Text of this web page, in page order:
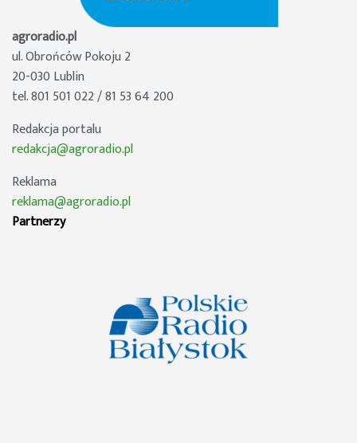
agroradio.pl
ul. Obrońców Pokoju 2
20-030 Lublin
tel. 801 501 022 / 81 53 64 200
Redakcja portalu
redakcja@agroradio.pl
Reklama
reklama@agroradio.pl
Partnerzy